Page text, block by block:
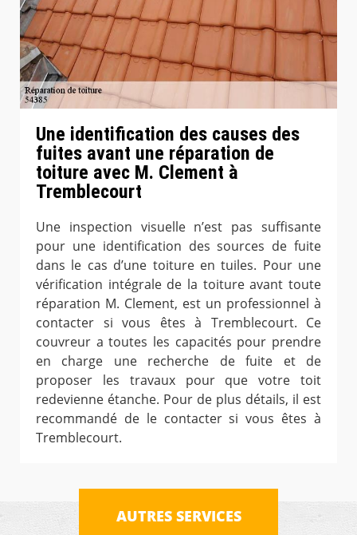
Une identification des causes des
fuites avant une réparation de
toiture avec M. Clement à
Tremblecourt
Une inspection visuelle n’est pas suffisante
pour une identification des sources de fuite
dans le cas d’une toiture en tuiles. Pour une
vérification intégrale de la toiture avant toute
réparation M. Clement, est un professionnel à
contacter si vous êtes à Tremblecourt. Ce
couvreur a toutes les capacités pour prendre
en charge une recherche de fuite et de
proposer les travaux pour que votre toit
redevienne étanche. Pour de plus détails, il est
recommandé de le contacter si vous êtes à
Tremblecourt.
AUTRES SERVICES